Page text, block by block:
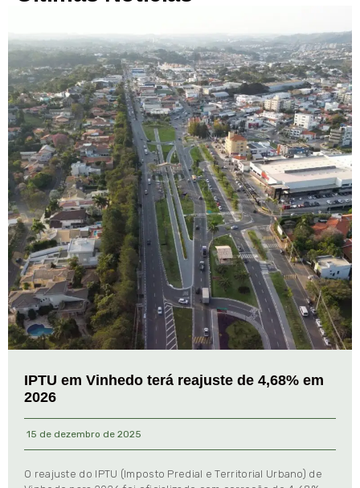
IPTU em Vinhedo terá reajuste de 4,68% em
2026
15 de dezembro de 2025
O reajuste do IPTU (Imposto Predial e Territorial Urbano) de